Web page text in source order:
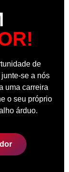
de
se a nós
uma carreira
o seu próprio
árduo.